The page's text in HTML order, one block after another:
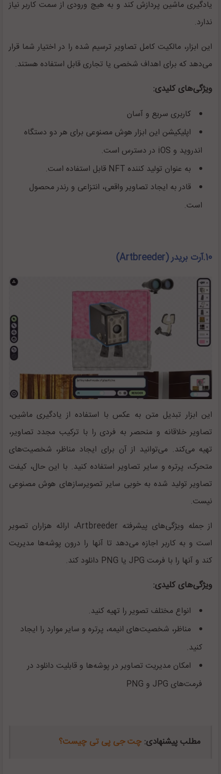
یادگیری ماشین پردازش کند و به هیچ ورودی از سمت کاربر نیاز
ندارد.
این ابزار، مالکیت کامل تصاویر ترسیم شده را در اختیار شما قرار
می‌دهد که برای اهداف شخصی یا تجاری قابل استفاده هستند.
ویژگی‌های کلیدی:
کاربری سریع و آسان
اپلیکیشن این ابزار هوش مصنوعی برای هر دو دستگاه
اندروید و iOS در دسترس است.
به عنوان تولید کننده NFT قابل استفاده است.
قادر به ایجاد تصاویر واقعی، انتزاعی و رندر محصول
است.
10.آرت بریدر (Artbreeder)
این ابزار تبدیل متن به عکس با استفاده از یادگیری ماشین،
تصاویر خلاقانه و منحصر به فردی را با ترکیب مجدد تصاویر،
تهیه می‌کند. می‌توانید از آن برای ایجاد مناظر، شخصیت‌های
متحرک، پرتره و سایر تصاویر استفاده کنید. با این حال، کیفت
تصاویر تولید شده به خوبی سایر تصویرسازهای هوش مصنوعی
نیست.
از جمله ویژگی‌های پیشرفته Artbreeder، ارائه هزاران تصویر
است و به کاربر اجازه می‌دهد تا آنها را درون پوشه‌ها مدیریت
کند و آنها را با فرمت JPG یا PNG دانلود کند.
ویژگی‌های کلیدی:
انواع مختلف تصویر را تهیه کنید.
مناظر، شخصیت‌های انیمه، پرتره و سایر موارد را ایجاد
کنید.
امکان مدیریت تصاویر در پوشه‌ها و قابلیت دانلود در
فرمت‌های JPG و PNG
مطلب پیشنهادی: چت جی پی تی چیست؟